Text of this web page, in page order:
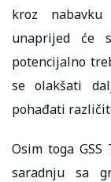
kroz
unaprijed će
potencijalno
se olakšati
pohađati
Osim toga
saradnju sa